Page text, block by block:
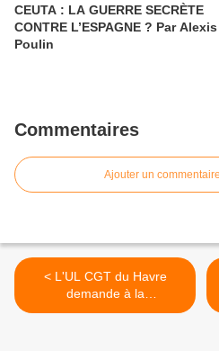
CEUTA : LA GUERRE SECRÈTE
CONTRE L’ESPAGNE ? Par Alexis
Poulin
Commentaires
Ajouter un commentaire
< L'UL CGT du Havre
demande à la
Confédération de ne pas